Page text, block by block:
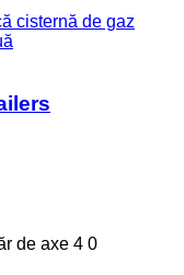
cisternă de gaz
de axe 4 0